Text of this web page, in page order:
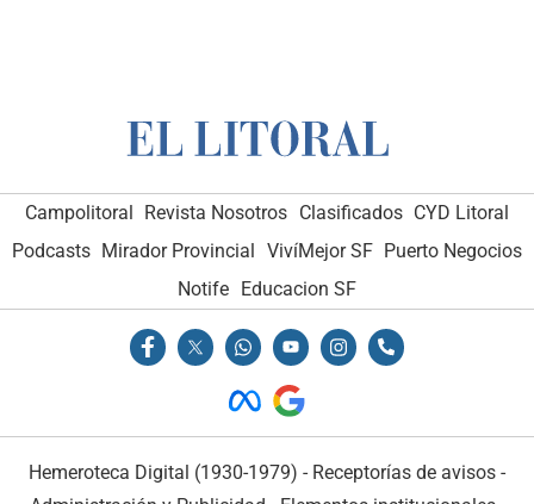
Campolitoral Revista Nosotros Clasificados CYD Litoral
Podcasts Mirador Provincial VivíMejor SF Puerto Negocios
Notife Educacion SF
Hemeroteca Digital (1930-1979) - Receptorías de avisos -